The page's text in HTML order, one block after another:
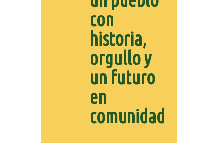
con
historia,
orgullo y
un futuro
en
comunidad